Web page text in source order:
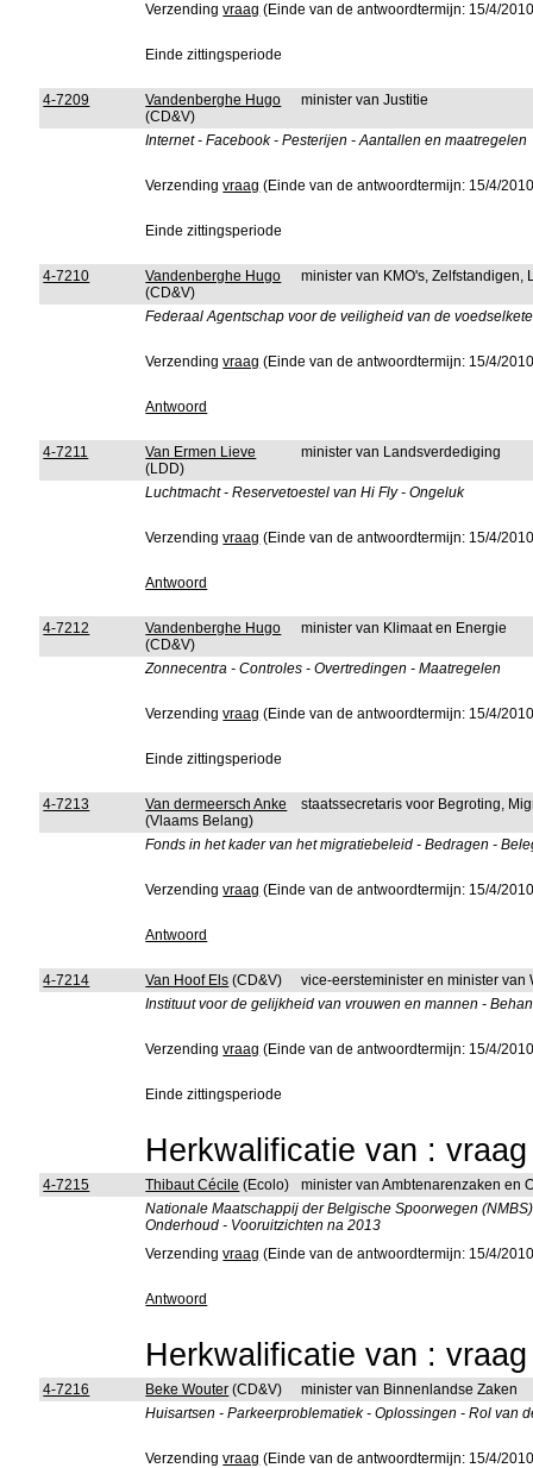
Verzendingvraag (Einde van de antwoordtermijn: 15/4/
Einde zittingsperiode
4-7209
Vandenberghe Hugo
(CD&V)
minister van Justitie
Internet - Facebook - Pesterijen - Aantallen en maatregelen
Verzendingvraag (Einde van de antwoordtermijn: 15/4/
Einde zittingsperiode
4-7210
Vandenberghe Hugo
(CD&V)
minister van KMO's,
Federaal Agentschap voor de veiligheid van de
Verzendingvraag (Einde van de antwoordtermijn: 15/4/
Antwoord
4-7211
Van Ermen Lieve
(LDD)
minister van Landsverdediging
Luchtmacht - Reservetoestel van Hi Fly - Ongeluk
Verzendingvraag (Einde van de antwoordtermijn: 15/4/
Antwoord
4-7212
Vandenberghe Hugo
(CD&V)
minister van Klimaat en Energie
Zonnecentra - Controles - Overtredingen - Maatregelen
Verzendingvraag (Einde van de antwoordtermijn: 15/4/
Einde zittingsperiode
4-7213
Van dermeersch Anke
(Vlaams Belang)
staatssecretaris voor Begroting,
Fonds in het kader van het migratiebeleid - Bedragen -
Verzendingvraag (Einde van de antwoordtermijn: 15/4/
Antwoord
4-7214 Van Hoof Els (CD&V)
vice-eersteminister en minister
Instituut voor de gelijkheid van vrouwen en mannen -
Verzendingvraag (Einde van de antwoordtermijn: 15/4/
Einde zittingsperiode
Herkwalificatie van :
4-7215 Thibaut Cécile (Ecolo)
minister van Ambtenarenzaken en
Nationale Maatschappij der Belgische Spoorwegen
Onderhoud - Vooruitzichten na 2013
Verzendingvraag (Einde van de antwoordtermijn: 15/4/
Antwoord
Herkwalificatie van :
4-7216 Beke Wouter (CD&V)
minister van Binnenlandse Zaken
Huisartsen - Parkeerproblematiek - Oplossingen - Rol van
Verzendingvraag (Einde van de antwoordtermijn: 15/4/